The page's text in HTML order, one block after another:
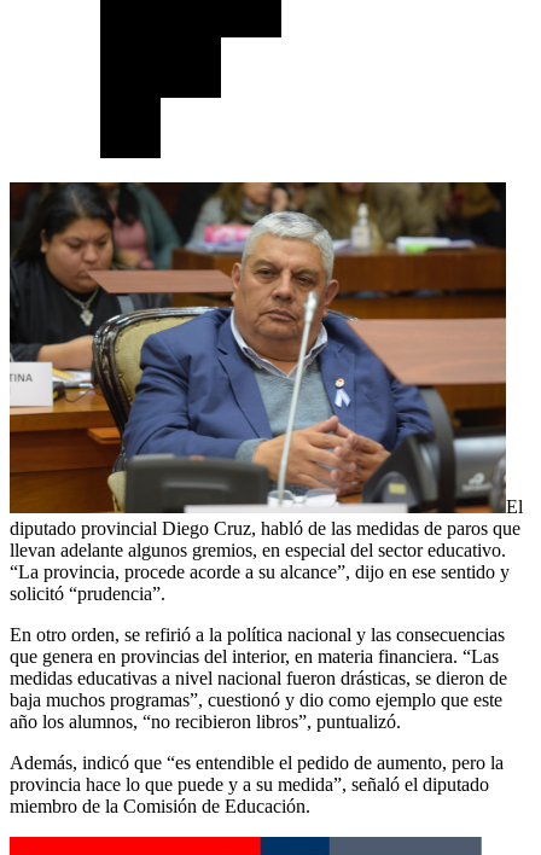
El
diputado provincial Diego Cruz, habló de las medidas de paros que
llevan adelante algunos gremios, en especial del sector educativo.
“La provincia, procede acorde a su alcance”, dijo en ese sentido y
solicitó “prudencia”.
En otro orden, se refirió a la política nacional y las consecuencias
que genera en provincias del interior, en materia financiera. “Las
medidas educativas a nivel nacional fueron drásticas, se dieron de
baja muchos programas”, cuestionó y dio como ejemplo que este
año los alumnos, “no recibieron libros”, puntualizó.
Además, indicó que “es entendible el pedido de aumento, pero la
provincia hace lo que puede y a su medida”, señaló el diputado
miembro de la Comisión de Educación.